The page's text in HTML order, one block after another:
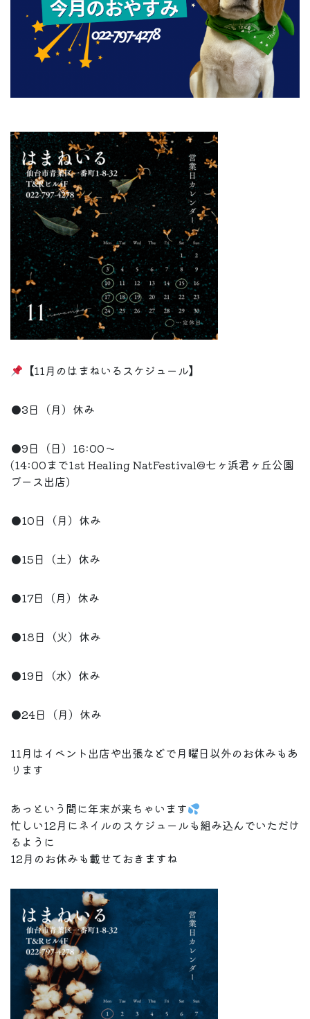
【11月のはまねいるスケジュール】
●3日（月）休み
●9日（日）16:00〜
(14:00まで1st Healing NatFestival@七ヶ浜君ヶ丘公園
ブース出店)
●10日（月）休み
●15日（土）休み
●17日（月）休み
●18日（火）休み
●19日（水）休み
●24日（月）休み
11月はイベント出店や出張などで月曜日以外のお休みもあ
ります
あっという間に年末が来ちゃいます
忙しい12月にネイルのスケジュールも組み込んでいただけ
るように
12月のお休みも載せておきますね